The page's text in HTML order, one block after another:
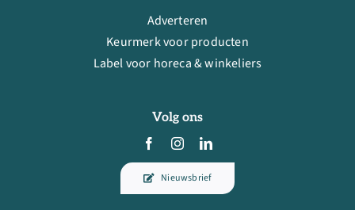
Adverteren
Keurmerk voor producten
Label voor horeca & winkeliers
Volg ons
Nieuwsbrief